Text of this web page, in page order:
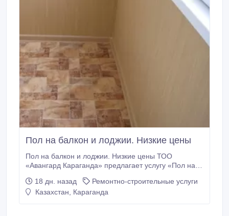
Пол на балкон и лоджии. Низкие цены
Пол на балкон и лоджии. Низкие цены ТОО
«Авангард Караганда» предлагает услугу «Пол на
прокладываем брусы, сверху закрываем
влагостойкой ОСБ плитой. Стоимость пола на
18 дн. назад
Ремонтно-строительные услуги
Казахстан, Караганда